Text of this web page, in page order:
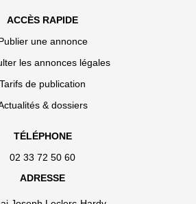
ACCÈS RAPIDE
une annonce
les annonces légales
Tarifs de publication
& dossiers
TÉLÉPHONE
02 33 72 50 60
ADRESSE